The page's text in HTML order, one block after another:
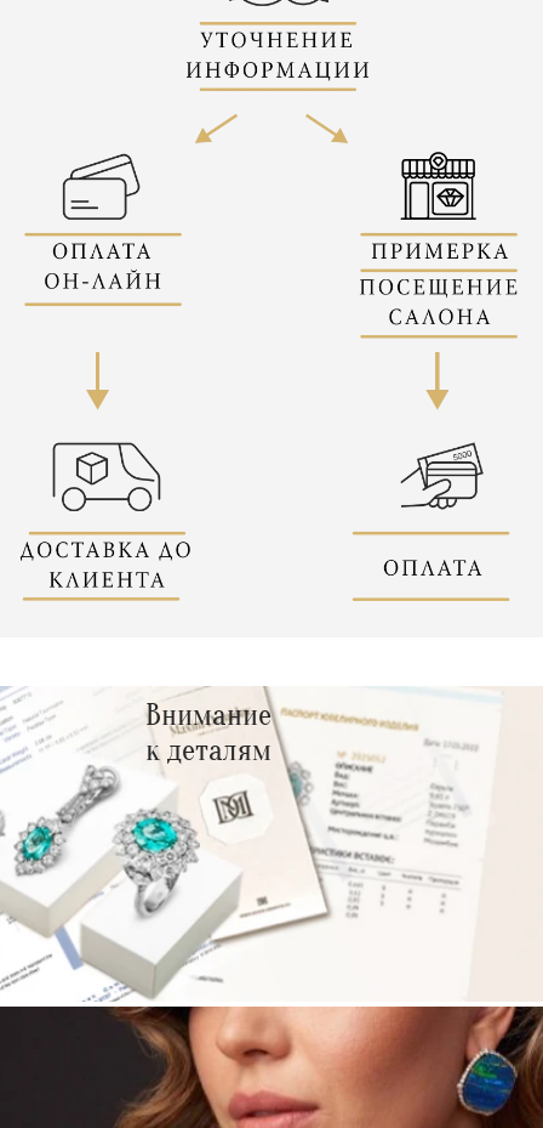
Внимание
к деталям